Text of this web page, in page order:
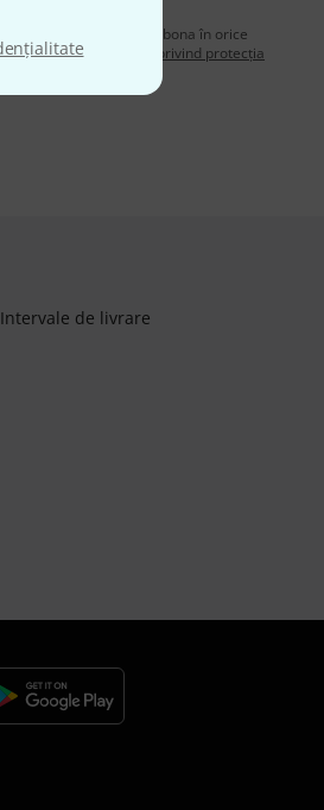
e-mail. Vă puteți dezabona în orice
înregulamentul nostru privind protecția
de livrare